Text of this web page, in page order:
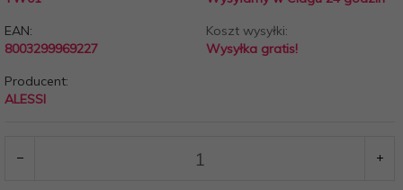
EAN:
8003299969227
Koszt wysyłki:
Wysyłka gratis!
Producent:
ALESSI